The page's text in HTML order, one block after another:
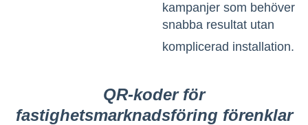
kampanjer som behöver
snabba resultat utan
komplicerad installation.
QR-koder för
fastighetsmarknadsföring förenklar